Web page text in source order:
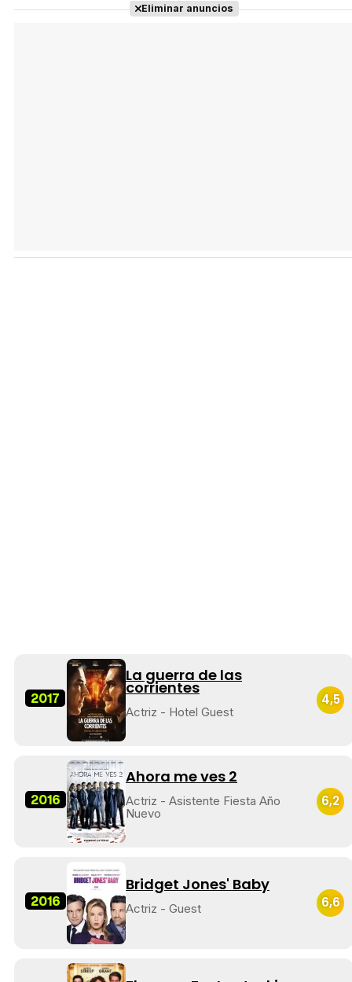
Eliminar anuncios
2017
La guerra de las
corrientes
Actriz - Hotel Guest
4,5
2016
Ahora me ves 2
Actriz - Asistente Fiesta Año
Nuevo
6,2
2016
Bridget Jones' Baby
Actriz - Guest 6,6